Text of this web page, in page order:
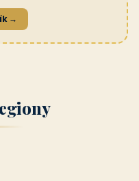
→
kraj)
Žilinský
Střední Čechy
(Středočeský